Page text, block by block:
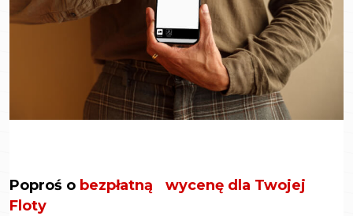
Poproś o bezpłatną wycenę dla Twojej
Floty